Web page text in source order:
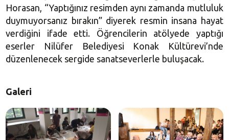
Horasan, “Yaptığınız resimden aynı zamanda mutluluk
duymuyorsanız bırakın” diyerek resmin insana hayat
verdiğini ifade etti. Öğrencilerin atölyede yaptığı
eserler Nilüfer Belediyesi Konak Kültürevi’nde
düzenlenecek sergide sanatseverlerle buluşacak.
Galeri